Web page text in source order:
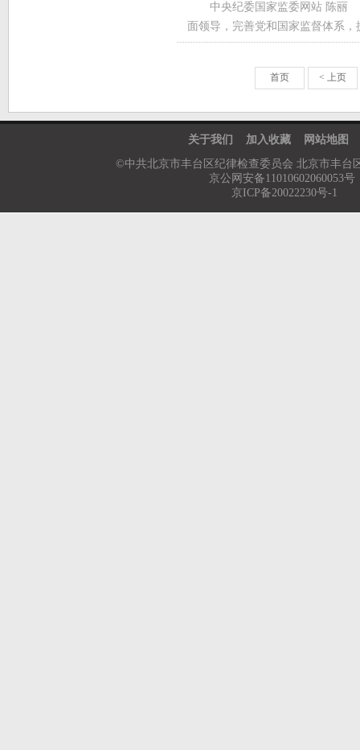
中央纪委国家监委网站 陈
面领导，完善党和国家监督体系
首页 < 上页